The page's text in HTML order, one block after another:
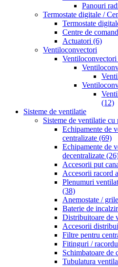
Panouri
Termostate digitale /
Termostate
Centre de
Actuatori (6)
Ventiloconvectori
Ventiloconvectori
(12)
Sisteme de ventilatie
Sisteme de ventilatie cu
Echipamente de
centralizate (69)
Echipamente de
decentralizate
Accesorii put
Accesorii racord
Plenumuri
(38)
Anemostate / grile
Baterie de
Distribuitoare de
Accesorii
Filtre pentru
Fitinguri /
Schimbatoare de
Tubulatura